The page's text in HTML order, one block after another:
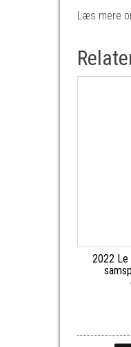
Læs mere
2022 Le